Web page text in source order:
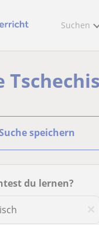
Suchen
speichern
du lernen?